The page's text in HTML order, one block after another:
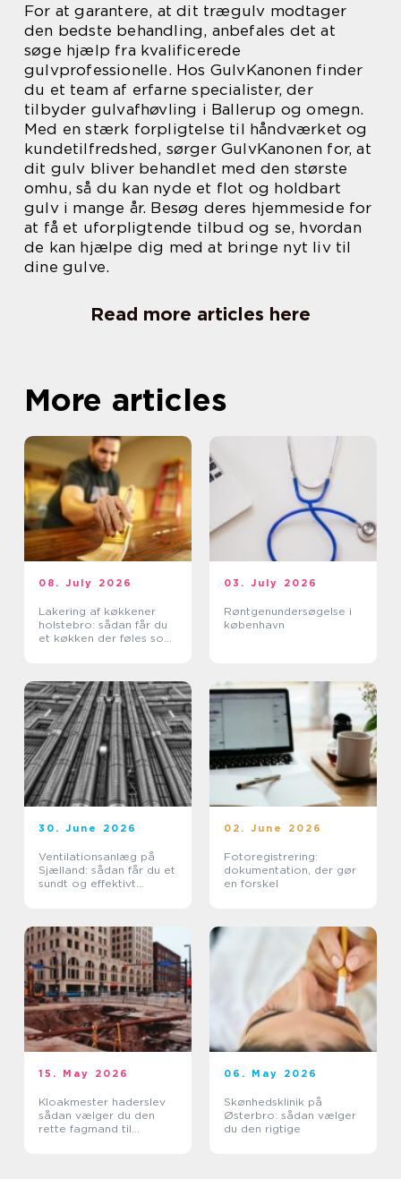
For at garantere, at dit trægulv modtager
den bedste behandling, anbefales det at
søge hjælp fra kvalificerede
gulvprofessionelle. Hos GulvKanonen finder
du et team af erfarne specialister, der
tilbyder gulvafhøvling i Ballerup og omegn.
Med en stærk forpligtelse til håndværket og
kundetilfredshed, sørger GulvKanonen for, at
dit gulv bliver behandlet med den største
omhu, så du kan nyde et flot og holdbart
gulv i mange år. Besøg deres hjemmeside for
at få et uforpligtende tilbud og se, hvordan
de kan hjælpe dig med at bringe nyt liv til
dine gulve.
Read more articles here
More articles
08. July 2026
Lakering af køkkener
holstebro: sådan får du
et køkken der føles som
03. July 2026
Røntgenundersøgelse i
københavn
30. June 2026
Ventilationsanlæg på
Sjælland: sådan får du et
sundt og effektivt
02. June 2026
Fotoregistrering:
dokumentation, der gør
en forskel
15. May 2026
Kloakmester haderslev
sådan vælger du den
rette fagmand til
06. May 2026
Skønhedsklinik på
Østerbro: sådan vælger
du den rigtige